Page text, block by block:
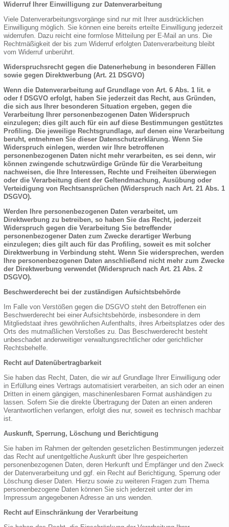
Widerruf Ihrer Einwilligung zur Datenverarbeitung
Viele Datenverarbeitungsvorgänge sind nur mit Ihrer ausdrücklichen
Einwilligung möglich. Sie können eine bereits erteilte Einwilligung jederzeit
widerrufen. Dazu reicht eine formlose Mitteilung per E-Mail an uns. Die
Rechtmäßigkeit der bis zum Widerruf erfolgten Datenverarbeitung bleibt
vom Widerruf unberührt.
Widerspruchsrecht gegen die Datenerhebung in besonderen Fällen
sowie gegen Direktwerbung (Art. 21 DSGVO)
Wenn die Datenverarbeitung auf Grundlage von Art. 6 Abs. 1 lit. e
oder f DSGVO erfolgt, haben Sie jederzeit das Recht, aus Gründen,
die sich aus Ihrer besonderen Situation ergeben, gegen die
Verarbeitung Ihrer personenbezogenen Daten Widerspruch
einzulegen; dies gilt auch für ein auf diese Bestimmungen gestütztes
Profiling. Die jeweilige Rechtsgrundlage, auf denen eine Verarbeitung
beruht, entnehmen Sie dieser Datenschutzerklärung. Wenn Sie
Widerspruch einlegen, werden wir Ihre betroffenen
personenbezogenen Daten nicht mehr verarbeiten, es sei denn, wir
können zwingende schutzwürdige Gründe für die Verarbeitung
nachweisen, die Ihre Interessen, Rechte und Freiheiten überwiegen
oder die Verarbeitung dient der Geltendmachung, Ausübung oder
Verteidigung von Rechtsansprüchen (Widerspruch nach Art. 21 Abs. 1
DSGVO).
Werden Ihre personenbezogenen Daten verarbeitet, um
Direktwerbung zu betreiben, so haben Sie das Recht, jederzeit
Widerspruch gegen die Verarbeitung Sie betreffender
personenbezogener Daten zum Zwecke derartiger Werbung
einzulegen; dies gilt auch für das Profiling, soweit es mit solcher
Direktwerbung in Verbindung steht. Wenn Sie widersprechen, werden
Ihre personenbezogenen Daten anschließend nicht mehr zum Zwecke
der Direktwerbung verwendet (Widerspruch nach Art. 21 Abs. 2
DSGVO).
Beschwerderecht bei der zuständigen Aufsichtsbehörde
Im Falle von Verstößen gegen die DSGVO steht den Betroffenen ein
Beschwerderecht bei einer Aufsichtsbehörde, insbesondere in dem
Mitgliedstaat ihres gewöhnlichen Aufenthalts, ihres Arbeitsplatzes oder des
Orts des mutmaßlichen Verstoßes zu. Das Beschwerderecht besteht
unbeschadet anderweitiger verwaltungsrechtlicher oder gerichtlicher
Rechtsbehelfe.
Recht auf Datenübertragbarkeit
Sie haben das Recht, Daten, die wir auf Grundlage Ihrer Einwilligung oder
in Erfüllung eines Vertrags automatisiert verarbeiten, an sich oder an einen
Dritten in einem gängigen, maschinenlesbaren Format aushändigen zu
lassen. Sofern Sie die direkte Übertragung der Daten an einen anderen
Verantwortlichen verlangen, erfolgt dies nur, soweit es technisch machbar
ist.
Auskunft, Sperrung, Löschung und Berichtigung
Sie haben im Rahmen der geltenden gesetzlichen Bestimmungen jederzeit
das Recht auf unentgeltliche Auskunft über Ihre gespeicherten
personenbezogenen Daten, deren Herkunft und Empfänger und den Zweck
der Datenverarbeitung und ggf. ein Recht auf Berichtigung, Sperrung oder
Löschung dieser Daten. Hierzu sowie zu weiteren Fragen zum Thema
personenbezogene Daten können Sie sich jederzeit unter der im
Impressum angegebenen Adresse an uns wenden.
Recht auf Einschränkung der Verarbeitung